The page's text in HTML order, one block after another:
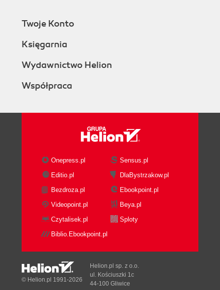
Twoje Konto
Księgarnia
Wydawnictwo Helion
Współpraca
Onepress.pl
Sensus.pl
Editio.pl
DlaBystrzakow.pl
Bezdroza.pl
Ebookpoint.pl
Videopoint.pl
Beya.pl
Czytalisek.pl
Sploty
Biblio.Ebookpoint.pl
© Helion.pl 1991-2026
Helion.pl sp. z o.o.
ul. Kościuszki 1c
44-100 Gliwice